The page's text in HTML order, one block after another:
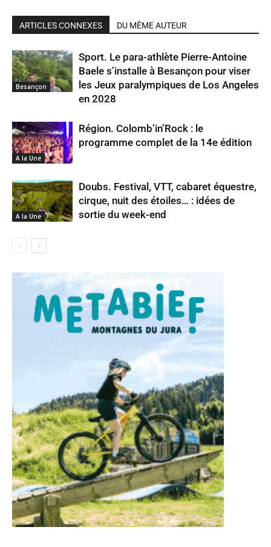
ARTICLES CONNEXES DU MÊME AUTEUR
Besançon
Sport. Le para-athlète Pierre-Antoine
Baele s’installe à Besançon pour viser
les Jeux paralympiques de Los Angeles
en 2028
A la Une
Région. Colomb’in’Rock : le
programme complet de la 14e édition
A la Une
Doubs. Festival, VTT, cabaret équestre,
cirque, nuit des étoiles… : idées de
sortie du week-end